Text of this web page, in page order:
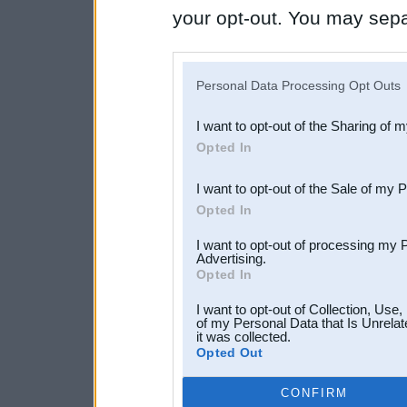
your opt-out. You may
Downstream Participants
third parties.
Personal Data Processing Opt Outs
I want to opt-out of the Sharing of
Opted In
I want to opt-out of the Sale of my
Opted In
I want to opt-out of processing my
Advertising.
Opted In
I want to opt-out of Collection,
of my Personal Data that Is
it was collected.
Opted Out
CONFIRM